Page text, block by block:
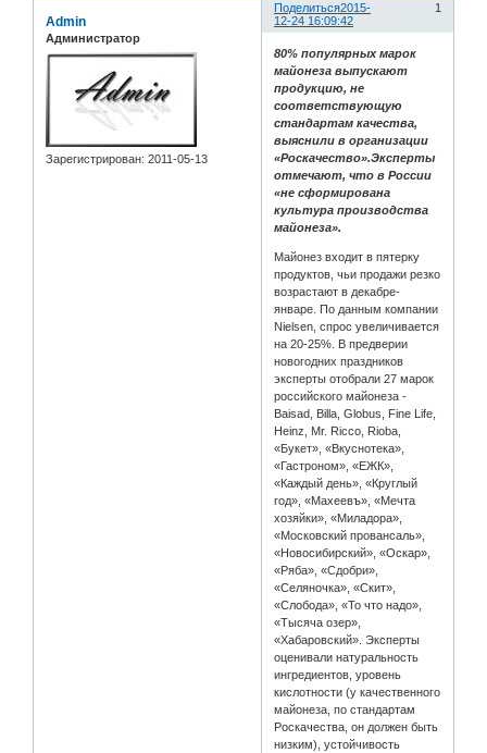
Поделиться 1
2015-
12-24 16:09:42
Admin
Администратор
Зарегистрирован: 2011-05-13
80% популярных марок
майонеза выпускают
продукцию, не
соответствующую
стандартам качества,
выяснили в организации
«Роскачество».Эксперты
отмечают, что в России
«не сформирована
культура производства
майонеза».
Майонез входит в пятерку
продуктов, чьи продажи резко
возрастают в декабре-
январе. По данным компании
Nielsen, спрос увеличивается
на 20-25%. В предверии
новогодних праздников
эксперты отобрали 27 марок
российского майонеза -
Baisad, Billa, Globus, Fine Life,
Heinz, Mr. Ricco, Rioba,
«Букет», «Вкуснотека»,
«Гастроном», «ЕЖК»,
«Каждый день», «Круглый
год», «Махеевъ», «Мечта
хозяйки», «Миладора»,
«Московский провансаль»,
«Новосибирский», «Оскар»,
«Ряба», «Сдобри»,
«Селяночка», «Скит»,
«Слобода», «То что надо»,
«Тысяча озер»,
«Хабаровский». Эксперты
оценивали натуральность
ингредиентов, уровень
кислотности (у качественного
майонеза, по стандартам
Роскачества, он должен быть
низким), устойчивость